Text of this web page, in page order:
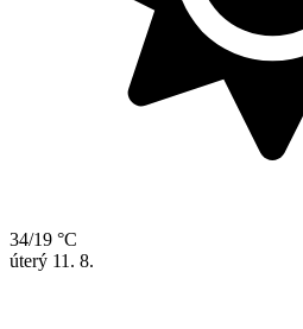
34/19 °C
úterý 11. 8.